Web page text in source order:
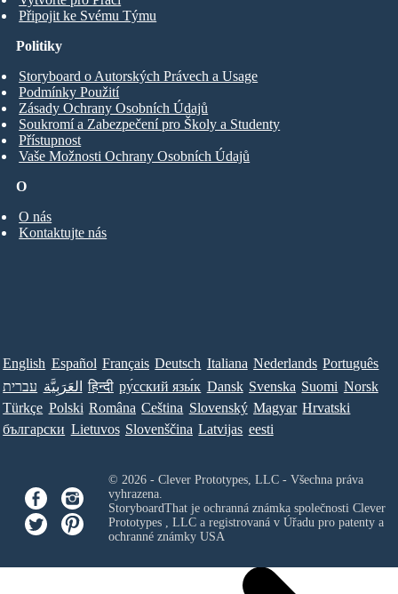
Připojit ke Svému Týmu
O
O nás
Kontaktujte nás
Politiky
Storyboard o Autorských Právech a Usage
Podmínky Použití
Zásady Ochrany Osobních Údajů
Soukromí a Zabezpečení pro Školy a Studenty
Přístupnost
Vaše Možnosti Ochrany Osobních Údajů
English Español Français Deutsch Italiana Nederlands Português
עברית العَرَبِيَّة हिन्दी ру́сский язы́к Dansk Svenska Suomi Norsk
Türkçe Polski Româna Ceština Slovenský Magyar Hrvatski
български Lietuvos Slovenščina Latvijas eesti
© 2026 - Clever Prototypes, LLC - Všechna práva
vyhrazena.
StoryboardThat je ochranná známka společnosti Clever
Prototypes , LLCa registrovaná v Úřadu pro patenty a
ochranné známky USA